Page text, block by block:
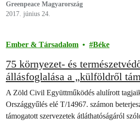
Greenpeace Magyarország
2017. június 24.
Ember & Társadalom Béke
75 környezet- és
állásfoglalása a „külföldről
szervezetek átláthatóságáról”
törvényjavaslatról
A Zöld Civil Együttműködés alulírott
Országgyűlés elé T/14967. számon
támogatott szervezetek átláthatóságáról